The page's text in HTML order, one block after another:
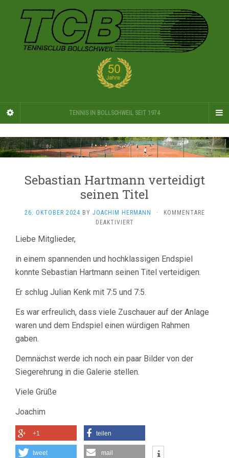
TENNIS IN BOLLSCHWEIL SEIT 1974
Sebastian Hartmann verteidigt
seinen Titel
26. OKTOBER 2024 BY JOACHIM HERMANN ·
KOMMENTARE
DEAKTIVIERT
SEINEN
TITEL
Liebe Mitglieder,
in einem spannenden und hochklassigen Endspiel
konnte Sebastian Hartmann seinen Titel verteidigen.
Er schlug Julian Kenk mit 7:5 und 7:5.
Es war erfreulich, dass viele Zuschauer auf der Anlage
waren und dem Endspiel einen würdigen Rahmen
gaben.
Demnächst werde ich noch ein paar Bilder von der
Siegerehrung in die Galerie stellen.
Viele Grüße
Joachim
+1 teilen
tweet mail